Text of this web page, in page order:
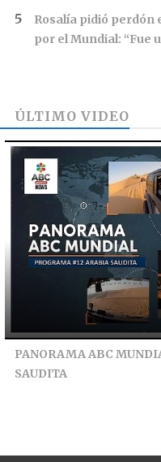
Rosalía pidió perdón
por el Mundial: “Fue
ÚLTIMO VIDEO
PANORAMA ABC
SAUDITA